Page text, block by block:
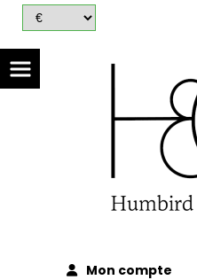
Mon compte
Panneau de gestion des cookies